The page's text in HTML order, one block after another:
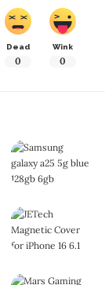
Dead
0
Wink
0